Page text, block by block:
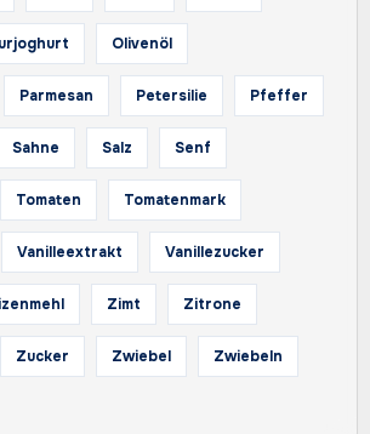
Olivenöl
Parmesan Petersilie Pfeffer
Sahne Salz Senf
Tomaten Tomatenmark
Vanilleextrakt Vanillezucker
Zimt Zitrone
Zucker Zwiebel Zwiebeln